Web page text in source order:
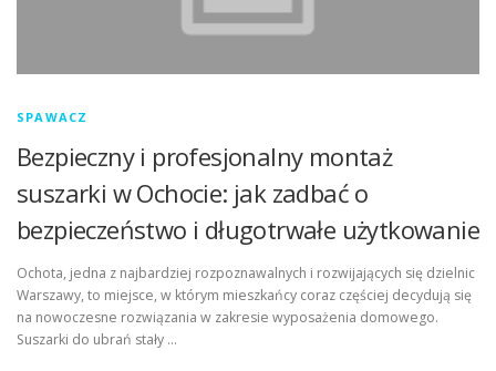
SPAWACZ
Bezpieczny i profesjonalny montaż
suszarki w Ochocie: jak zadbać o
bezpieczeństwo i długotrwałe użytkowanie
Ochota, jedna z najbardziej rozpoznawalnych i rozwijających się dzielnic
Warszawy, to miejsce, w którym mieszkańcy coraz częściej decydują się
na nowoczesne rozwiązania w zakresie wyposażenia domowego.
Suszarki do ubrań stały …